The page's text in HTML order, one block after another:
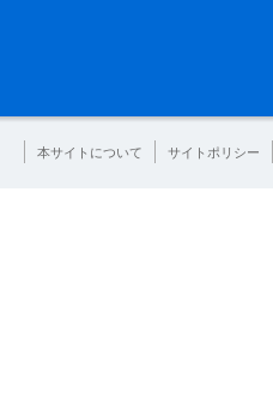
本サイトについて サイトポリシー